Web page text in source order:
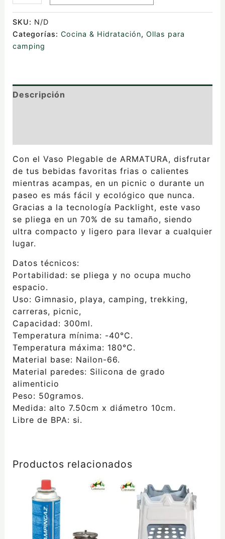
SKU: N/D
Categorías: Cocina & Hidratación, Ollas para
camping
Descripción
Con el Vaso Plegable de ARMATURA, disfrutar
de tus bebidas favoritas frias o calientes
mientras acampas, en un picnic o durante un
paseo es más fácil y ecológico que nunca.
Gracias a la tecnología Packlight, este vaso
se pliega en un 70% de su tamaño, siendo
ultra compacto y ligero para llevar a cualquier
lugar.
Datos técnicos:
Portabilidad: se pliega y no ocupa mucho
espacio.
Uso: Gimnasio, playa, camping, trekking,
carreras, picnic,
Capacidad: 300ml.
Temperatura mínima: -40°C.
Temperatura máxima: 180°C.
Material base: Nailon-66.
Material paredes: Silicona de grado
alimenticio
Peso: 50gramos.
Medida: alto 7.50cm x diámetro 10cm.
Libre de BPA: si.
Productos relacionados